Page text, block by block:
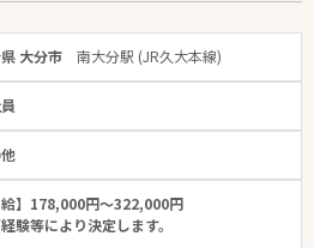
県 大分市南大分駅 (JR久大本線)
給】178,000円～322,000円
験等により決定します。